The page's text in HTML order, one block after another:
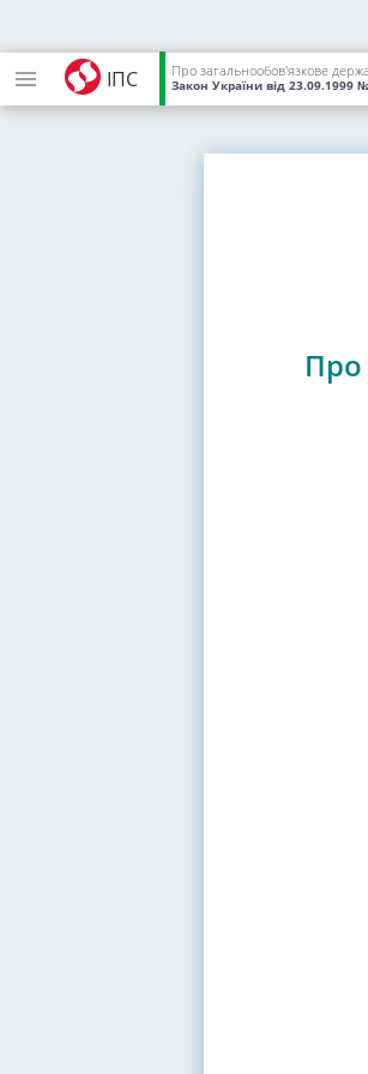
ІПС Про загальнообов'язкове
Закон України від 23.09.1999 №
Про